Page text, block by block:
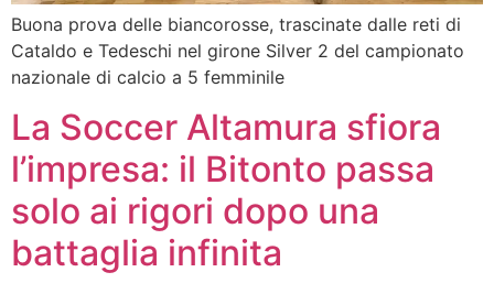
Buona prova delle biancorosse, trascinate dalle reti di
Cataldo e Tedeschi nel girone Silver 2 del campionato
nazionale di calcio a 5 femminile
La Soccer Altamura sfiora
l’impresa: il Bitonto passa
solo ai rigori dopo una
battaglia infinita